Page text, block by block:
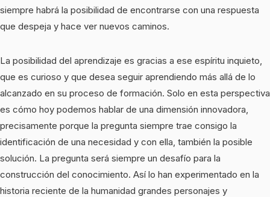
siempre habrá la posibilidad de encontrarse con una respuesta
que despeja y hace ver nuevos caminos.
La posibilidad del aprendizaje es gracias a ese espíritu inquieto,
que es curioso y que desea seguir aprendiendo más allá de lo
alcanzado en su proceso de formación. Solo en esta perspectiva
es cómo hoy podemos hablar de una dimensión innovadora,
precisamente porque la pregunta siempre trae consigo la
identificación de una necesidad y con ella, también la posible
solución. La pregunta será siempre un desafío para la
construcción del conocimiento. Así lo han experimentado en la
historia reciente de la humanidad grandes personajes y